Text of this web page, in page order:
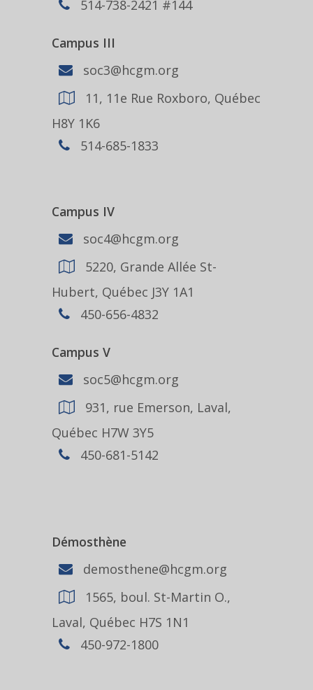
514-738-2421 #144
Campus III
soc3@hcgm.org
11, 11e Rue Roxboro, Québec
H8Y 1K6
514-685-1833
Campus IV
soc4@hcgm.org
5220, Grande Allée St-
Hubert, Québec J3Y 1A1
450-656-4832
Campus V
soc5@hcgm.org
931, rue Emerson, Laval,
Québec H7W 3Y5
450-681-5142
Démosthène
demosthene@hcgm.org
1565, boul. St-Martin O.,
Laval, Québec H7S 1N1
450-972-1800